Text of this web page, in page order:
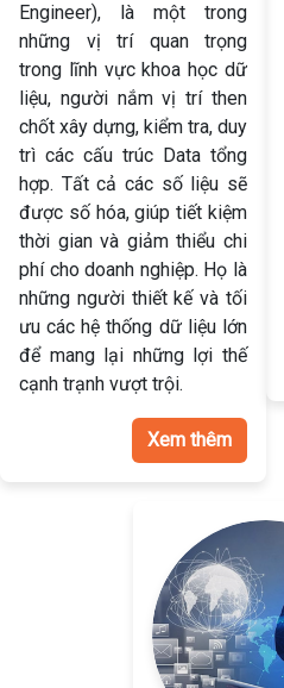
Engineer), là một trong
những vị trí quan trọng
trong lĩnh vực khoa học dữ
liệu, người nắm vị trí then
chốt xây dựng, kiểm tra, duy
trì các cấu trúc Data tổng
hợp. Tất cả các số liệu sẽ
được số hóa, giúp tiết kiệm
thời gian và giảm thiểu chi
phí cho doanh nghiệp. Họ là
những người thiết kế và tối
ưu các hệ thống dữ liệu lớn
để mang lại những lợi thế
cạnh trạnh vượt trội.
Xem thêm